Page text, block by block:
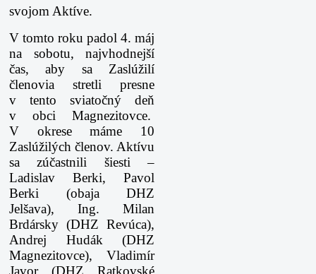
svojom Aktíve.
V tomto roku padol 4. máj
na sobotu, najvhodnejší
čas, aby sa Zaslúžilí
členovia stretli presne
v tento sviatočný deň
v obci Magnezitovce.
V okrese máme 10
Zaslúžilých členov. Aktívu
sa zúčastnili šiesti –
Ladislav Berki, Pavol
Berki (obaja DHZ
Jelšava), Ing. Milan
Brdársky (DHZ Revúca),
Andrej Hudák (DHZ
Magnezitovce), Vladimír